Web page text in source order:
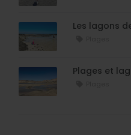
Les lagons
Plages et